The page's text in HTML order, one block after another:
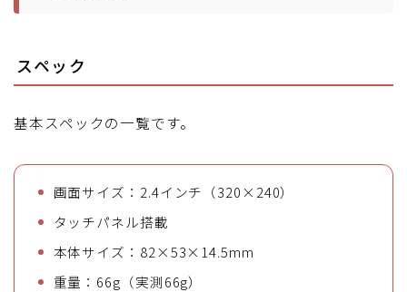
スペック
基本スペックの一覧です。
画面サイズ：2.4インチ（320×240）
タッチパネル搭載
本体サイズ：82×53×14.5mm
重量：66g（実測66g）